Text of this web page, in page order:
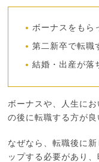
ボーナスをもら
第二新卒で転職
結婚・出産が落
ボーナスや、人生に
の後に転職する方が良
なぜなら、転職後に
ップする必要があり